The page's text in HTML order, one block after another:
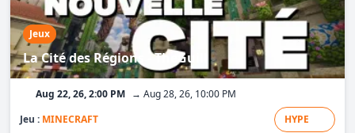
Jeux
La Cité des Régions - TheGuill
Aug 22, 26, 2:00 PM → Aug 28, 26, 10:00 PM
Jeu : MINECRAFT HYPE